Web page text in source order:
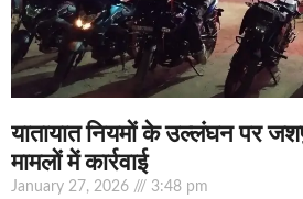
यातायात नियमों के उल्लंघन पर
मामलों में कार्रवाई
January 27, 2026 3:48 pm